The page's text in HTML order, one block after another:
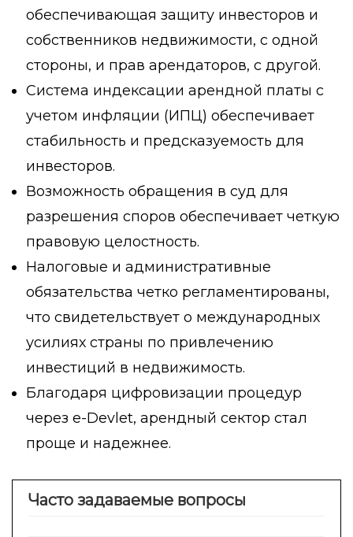
обеспечивающая защиту инвесторов и
собственников недвижимости, с одной
стороны, и прав арендаторов, с другой.
Система индексации арендной платы с
учетом инфляции (ИПЦ) обеспечивает
стабильность и предсказуемость для
инвесторов.
Возможность обращения в суд для
разрешения споров обеспечивает четкую
правовую целостность.
Налоговые и административные
обязательства четко регламентированы,
что свидетельствует о международных
усилиях страны по привлечению
инвестиций в недвижимость.
Благодаря цифровизации процедур
через e-Devlet, арендный сектор стал
проще и надежнее.
Часто задаваемые вопросы